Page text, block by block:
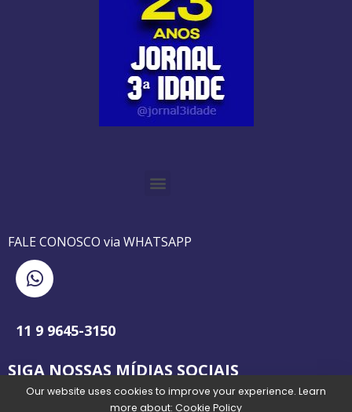
FALE CONOSCO via WHATSAPP
11 9 9645-3150
SIGA NOSSAS MÍDIAS SOCIAIS
Our website uses cookies to improve your experience. Learn
more about: Cookie Policy